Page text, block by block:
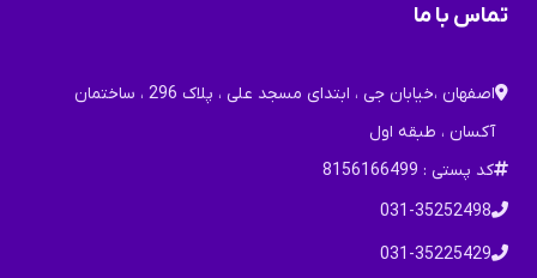
تماس با ما
اصفهان ،خیابان جی ، ابتدای مسجد علی ، پلاک 296 ، ساختمان
آکسان ، طبقه اول
کد پستی : 8156166499
031-35252498
031-35225429